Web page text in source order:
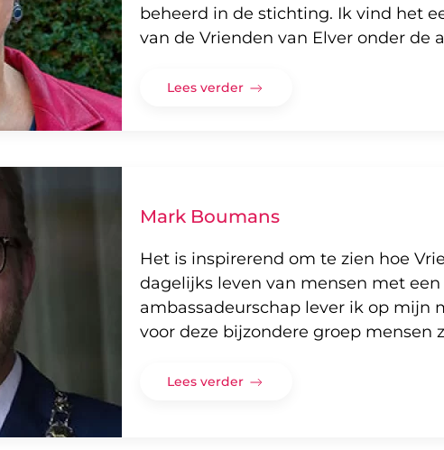
beheerd in de stichting. Ik vind het
van de Vrienden van Elver onder de
Lees verder
Mark Boumans
Het is inspirerend om te zien hoe
dagelijks leven van mensen met
ambassadeurschap lever ik op mijn
voor deze bijzondere groep mensen
Lees verder